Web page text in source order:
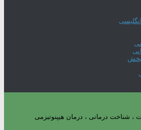
بخش
، شناخت درمانی ، درمان هیپنوتیزمی